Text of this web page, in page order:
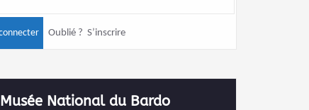
Oublié ? S’inscrire
Musée National du Bardo